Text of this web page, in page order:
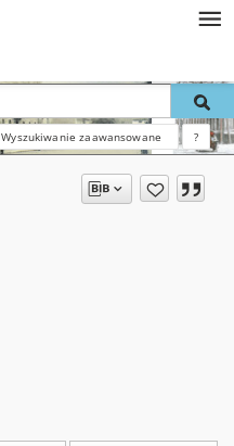
Wyszukiwanie zaawansowane ?